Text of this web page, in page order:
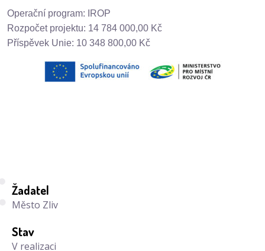
Operační program: IROP
Rozpočet projektu: 14 784 000,00 Kč
Příspěvek Unie: 10 348 800,00 Kč
Žadatel
Město Zliv
Stav
V realizaci